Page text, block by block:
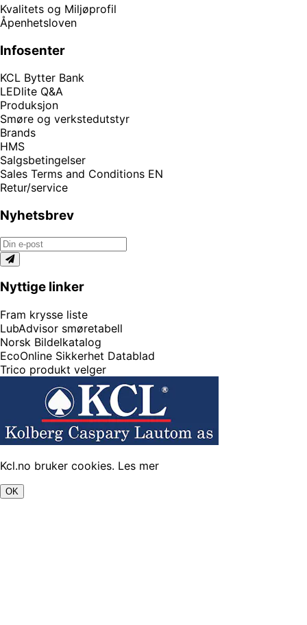
Kvalitets og Miljøprofil
Åpenhetsloven
Infosenter
KCL Bytter Bank
LEDlite Q&A
Produksjon
Smøre og verkstedutstyr
Brands
HMS
Salgsbetingelser
Sales Terms and Conditions EN
Retur/service
Nyhetsbrev
Nyttige linker
Fram krysse liste
LubAdvisor smøretabell
Norsk Bildelkatalog
EcoOnline Sikkerhet Datablad
Trico produkt velger
Kcl.no bruker cookies. Les mer
OK